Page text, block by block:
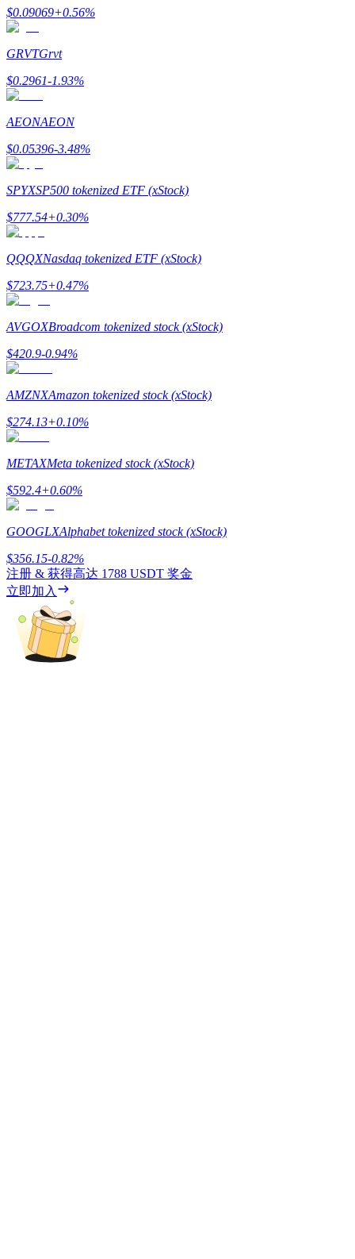
理財
增值寶
使您的資產穩定增值
機槍池
Launchpool
活期質押獲得熱門資產
$0.09069+0.56%
GRVTGrvt
$0.2961-1.93%
AEONAEON
$0.05396-3.48%
SPYXSP500 tokenized ETF (xStock)
$777.54+0.30%
QQQXNasdaq tokenized ETF (xStock)
$723.75+0.47%
AVGOXBroadcom tokenized stock (xStock)
$420.9-0.94%
AMZNXAmazon tokenized stock (xStock)
$274.13+0.10%
METAXMeta tokenized stock (xStock)
$592.4+0.60%
GOOGLXAlphabet tokenized stock (xStock)
$356.15-0.82%
注册 & 获得高达 1788 USDT 奖金
立即加入